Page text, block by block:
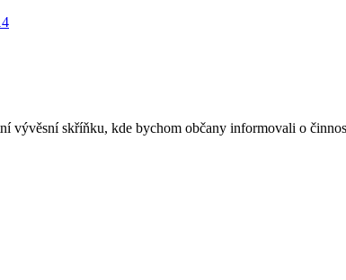
vývěsní skříňku, kde bychom občany informovali o